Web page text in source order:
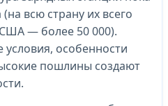
всю страну их всего
США — более 50 000).
особенности
пошлины создают